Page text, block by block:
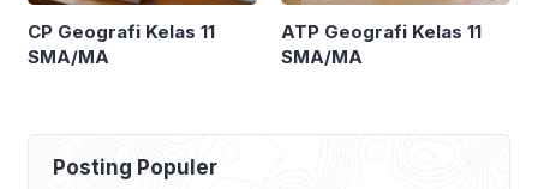
CP Geografi Kelas 11
SMA/MA
ATP Geografi Kelas 11
SMA/MA
Posting Populer